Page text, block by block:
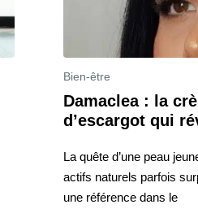
Bien-être
Damaclea : la
d’escargot qui
La quête d’une peau
actifs naturels parfois
une référence dans le